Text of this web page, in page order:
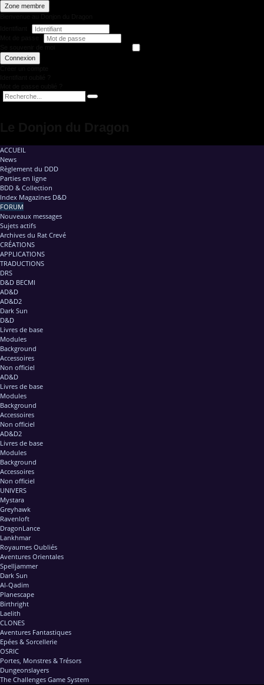
Zone membre
Connexion
ACCUEIL
News
Règlement du DDD
Parties en ligne
BDD & Collection
Index Magazines D&D
FORUM
Nouveaux messages
Sujets actifs
Archives du Rat Crevé
CRÉATIONS
APPLICATIONS
TRADUCTIONS
DRS
D&D BECMI
AD&D
AD&D2
Dark Sun
D&D
Livres de base
Modules
Background
Accessoires
Non officiel
AD&D
Livres de base
Modules
Background
Accessoires
Non officiel
AD&D2
Livres de base
Modules
Background
Accessoires
Non officiel
UNIVERS
Mystara
Greyhawk
Ravenloft
DragonLance
Lankhmar
Royaumes Oubliés
Aventures Orientales
Spelljammer
Dark Sun
Al-Qadim
Planescape
Birthright
Laelith
CLONES
Aventures Fantastiques
Epées & Sorcellerie
OSRIC
Portes, Monstres & Trésors
Dungeonslayers
The Challenges Game System